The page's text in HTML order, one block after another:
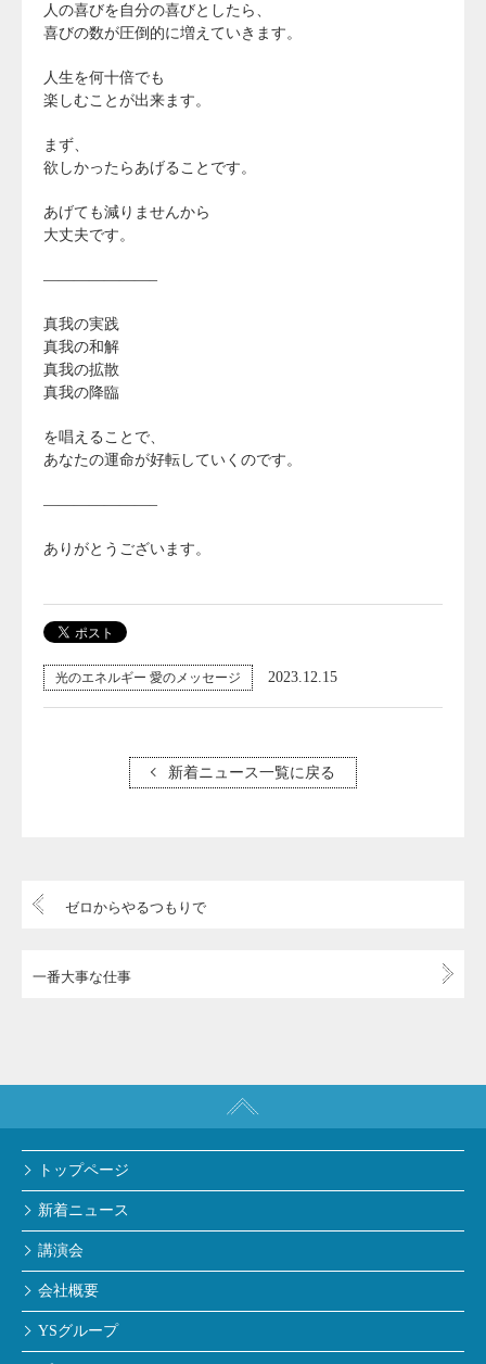
人の喜びを自分の喜びとしたら、
喜びの数が圧倒的に増えていきます。
人生を何十倍でも
楽しむことが出来ます。
まず、
欲しかったらあげることです。
あげても減りませんから
大丈夫です。
———————–
真我の実践
真我の和解
真我の拡散
真我の降臨
を唱えることで、
あなたの運命が好転していくのです。
———————–
ありがとうございます。
光のエネルギー 愛のメッセージ 2023.12.15
新着ニュース一覧に戻る
ゼロからやるつもりで
一番大事な仕事
トップページ
新着ニュース
講演会
会社概要
YSグループ